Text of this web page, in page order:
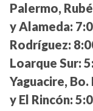
Palermo,
y Alameda:
Rodríguez:
Loarque Sur:
Yaguacire,
y El Rincón: